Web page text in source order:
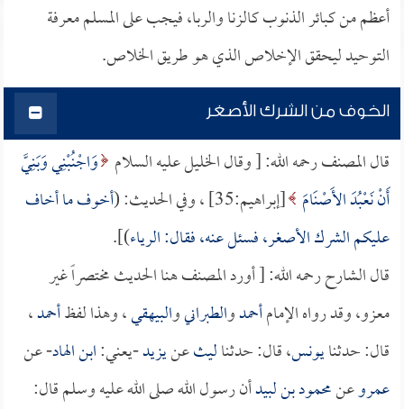
أعظم من كبائر الذنوب كالزنا والربا، فيجب على المسلم معرفة
التوحيد ليحقق الإخلاص الذي هو طريق الخلاص.
الخوف من الشرك الأصغر
قال المصنف رحمه الله: [ وقال الخليل عليه السلام وَاجْنُبْنِي وَبَنِيَّ
أَنْ نَعْبُدَ الأَصْنَامَ [إبراهيم:35] ، وفي الحديث: (
أخوف ما أخاف
عليكم الشرك الأصغر، فسئل عنه، فقال: الرياء)].
قال الشارح رحمه الله: [ أورد المصنف هنا الحديث مختصراً غير
معزو، وقد رواه الإمامأحمدوالطبرانيوالبيهقي، وهذا لفظأحمد،
قال: حدثنايونس، قال: حدثناليثعنيزيد-يعني:ابن الهاد- عن
عمروعنمحمود بن لبيدأن رسول الله صلى الله عليه وسلم قال: